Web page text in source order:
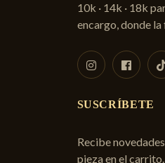
10k · 14k · 18k
encargo, donde la
SUSCRÍBETE
Recibe
pieza en el carrito.